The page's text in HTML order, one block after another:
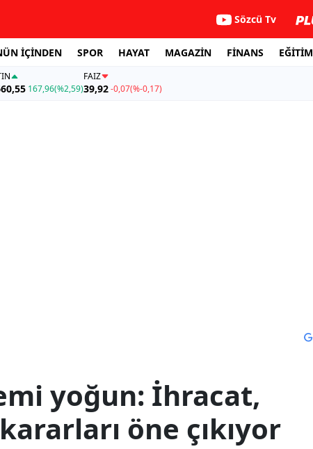
Sözcü Tv
İÇİNDEN SPOR HAYAT MAGAZİN FİNANS EĞİTİM
167,96(%2,59)
FAİZ
39,92-0,07(%-0,17)
yoğun: İhracat,
öne çıkıyor